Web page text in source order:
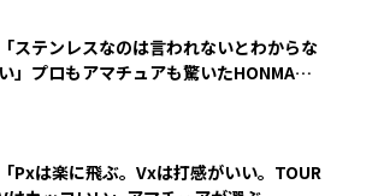
「ステンレスなのは言われないとわからな
い」プロもアマチュアも驚いたHONMA
「Pxは楽に飛ぶ。Vxは打感がいい。TOUR